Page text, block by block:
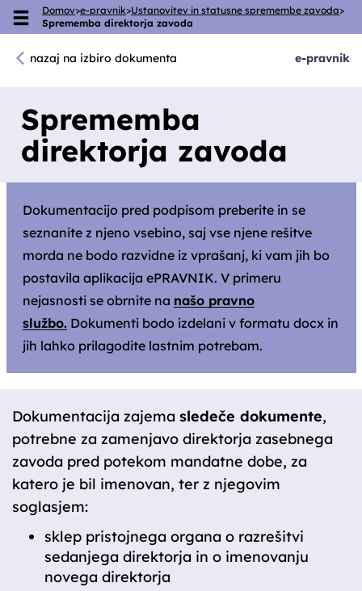
Skoči na vsebino
Domov>e-pravnik>Ustanovitev in statusne spremembe zavoda>
Sprememba direktorja zavoda
nazaj na izbiro dokumenta e-pravnik
Sprememba
direktorja zavoda
Dokumentacijo pred podpisom preberite in se
seznanite z njeno vsebino, saj vse njene rešitve
morda ne bodo razvidne iz vprašanj, ki vam jih bo
postavila aplikacija ePRAVNIK. V primeru
nejasnosti se obrnite na našo pravno
službo.Dokumenti bodo izdelani v formatu docx in
jih lahko prilagodite lastnim potrebam.
Dokumentacija zajema sledeče dokumente,
potrebne za zamenjavo direktorja zasebnega
zavoda pred potekom mandatne dobe, za
katero je bil imenovan, ter z njegovim
soglasjem:
sklep pristojnega organa o razrešitvi
sedanjega direktorja in o imenovanju
novega direktorja